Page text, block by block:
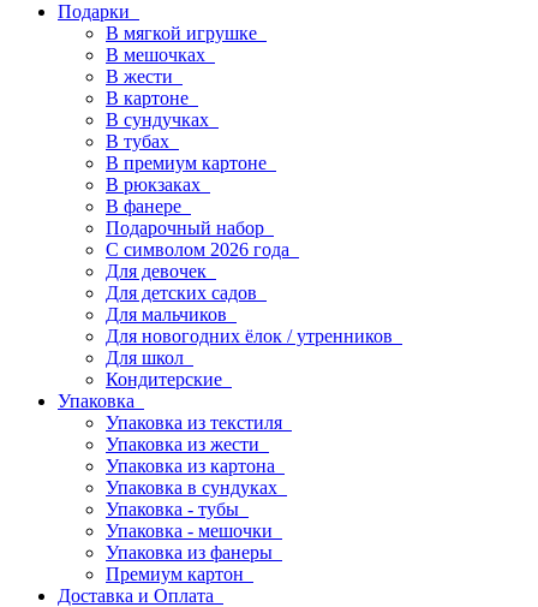
Подарки
В мягкой игрушке
В мешочках
В жести
В картоне
В сундучках
В тубах
В премиум картоне
В рюкзаках
В фанере
Подарочный набор
С символом 2026 года
Для девочек
Для детских садов
Для мальчиков
Для новогодних ёлок / утренников
Для школ
Кондитерские
Упаковка
Упаковка из текстиля
Упаковка из жести
Упаковка из картона
Упаковка в сундуках
Упаковка - тубы
Упаковка - мешочки
Упаковка из фанеры
Премиум картон
Доставка и Оплата